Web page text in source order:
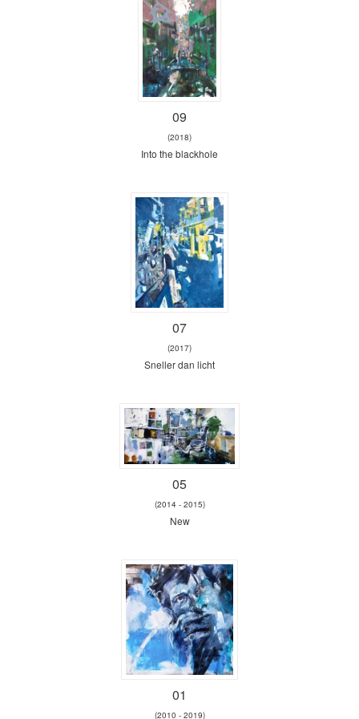
09
(2018)
Into the blackhole
07
(2017)
Sneller dan licht
05
(2014 - 2015)
New
01
(2010 - 2019)